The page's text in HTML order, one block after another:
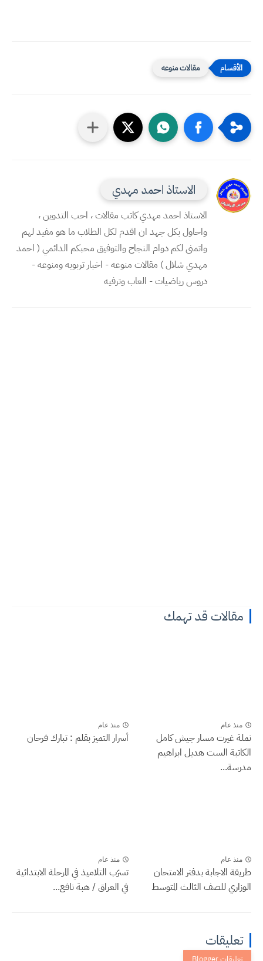
مقالات منوعه
الاستاذ احمد مهدي
الاستاذ احمد مهدي كاتب مقالات ، احب التدوين ،
واحاول بكل جهد ان اقدم لكل الطلاب ما هو مفيد لهم
واتمنى لكم دوام النجاح والتوفيق محبكم الدائمي ( احمد
مهدي شلال ) مقالات منوعه - اخبار تربويه ومنوعه -
دروس رياضيات - العاب وترفيه
مقالات قد تهمك
منذ عام
نملة غيرت مسار جيش كامل
الكاتبة الست هديل ابراهيم
مدرسة...
منذ عام
أسرار التميز بقلم : تبارك فرحان
منذ عام
طريقة الاجابة بدفتر الامتحان
الوزاري للصف الثالث المتوسط
منذ عام
تسرّب التلاميذ في المرحلة الابتدائية
في العراق / هبة نافع...
تعليقات